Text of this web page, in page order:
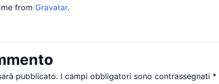
from Gravatar.
pubblicato. I campi obbligatori sono contrassegnati *